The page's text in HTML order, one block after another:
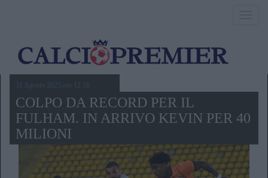
31 Agosto 2025,ore 12.16
COLPO DA RECORD PER IL
FULHAM. IN ARRIVO KEVIN PER 40
MILIONI